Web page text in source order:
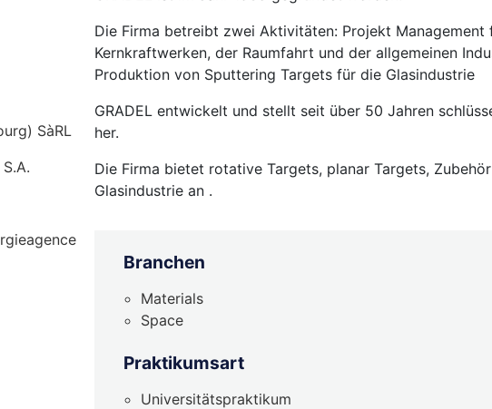
SàRL
Die Firma betreibt zwei Aktivitäten: Projekt Management
Kernkraftwerken, der Raumfahrt und der allgemeinen
Produktion von Sputtering Targets für die Glasindustrie
GRADEL entwickelt und stellt seit über 50 Jahren
her.
Die Firma bietet rotative Targets, planar Targets,
Glasindustrie an .
Branchen
Materials
Space
Praktikumsart
Universitätspraktikum